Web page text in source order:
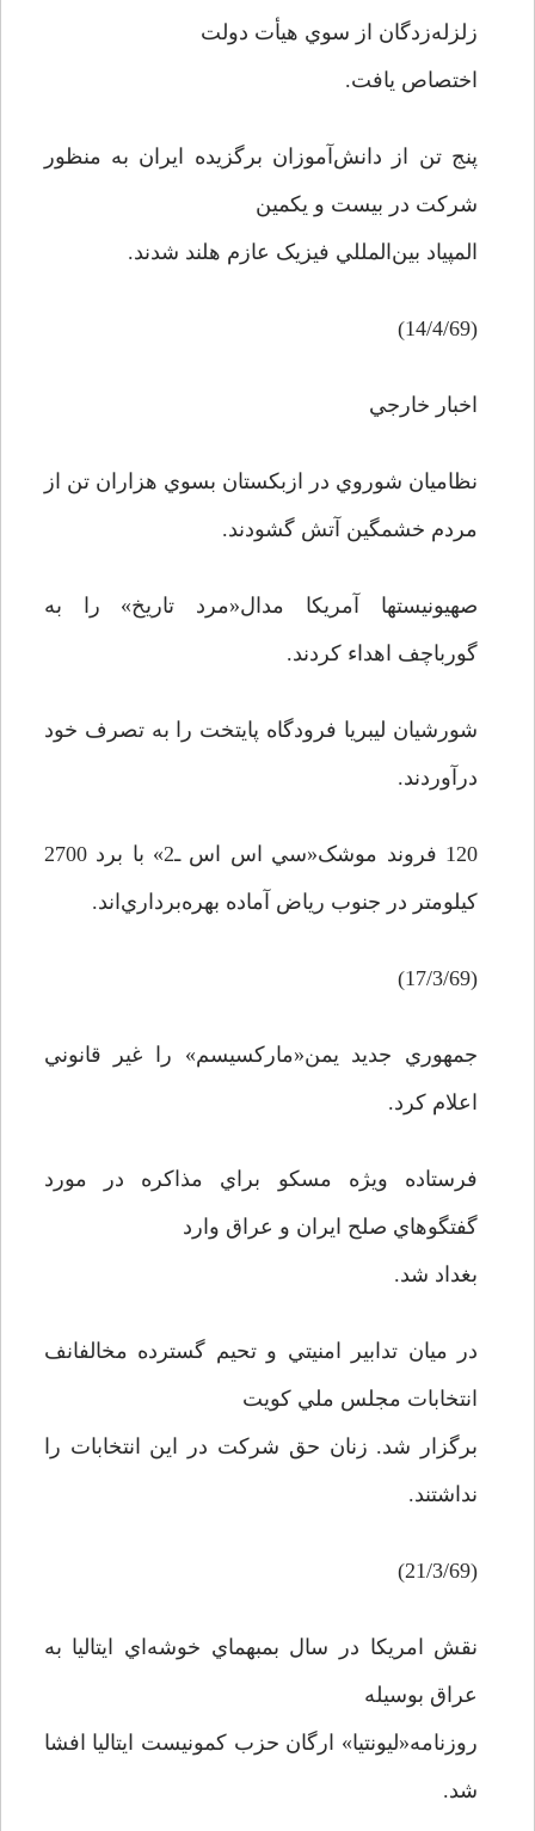
زلزله‌زدگان از سوي هيأت دولت
اختصاص يافت.
پنج تن از دانش‌آموزان برگزيده ايران به منظور
شرکت در بيست و يکمين
المپياد بين‌المللي فيزيک عازم هلند شدند.
(14/4/69)
اخبار خارجي
نظاميان شوروي در ازبکستان بسوي هزاران تن از
مردم خشمگين آتش گشودند.
صهيونيستها آمريکا مدال«مرد تاريخ» را به
گورباچف اهداء کردند.
شورشيان ليبريا فرودگاه پايتخت را به تصرف خود
درآوردند.
120 فروند موشک«سي اس اس ـ2» با برد 2700
کيلومتر در جنوب رياض آماده بهره‌برداري‌اند.
(17/3/69)
جمهوري جديد يمن«مارکسيسم» را غير قانوني
اعلام کرد.
فرستاده ويژه مسکو براي مذاکره در مورد
گفتگوهاي صلح ايران و عراق وارد
بغداد شد.
در ميان تدابير امنيتي و تحيم گسترده مخالفانف
انتخابات مجلس ملي کويت
برگزار شد. زنان حق شرکت در اين انتخابات را
نداشتند.
(21/3/69)
نقش امريکا در سال بمبهماي خوشه‌اي ايتاليا به
عراق بوسيله
روزنامه«ليونتيا» ارگان حزب کمونيست ايتاليا افشا
شد.